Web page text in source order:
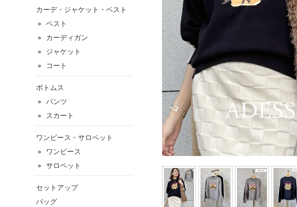
カーデ・ジャケット・ベスト
ベスト
カーディガン
ジャケット
コート
ボトムス
パンツ
スカート
ワンピース・サロペット
ワンピース
サロペット
セットアップ
バッグ